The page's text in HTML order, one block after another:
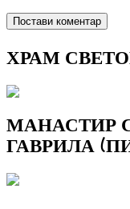
ХРАМ
МАНАСТИР
ГАВРИЛА